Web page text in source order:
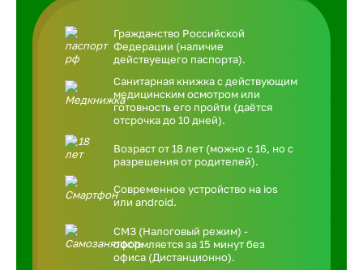
Гражданство Российской
Федерации (наличие
действуещего паспорта).
Санитарная книжка с действующим
медицинским осмотром или
готовность его пройти (даётся
отсрочка до 10 дней).
Возраст от 18 лет (можно с 16, но с
разрешения от родителей).
Современное устройство на ios
или android.
СМЗ (Налоговый режим) -
оформляется за 15 минут без
офиса (Дистанционно).